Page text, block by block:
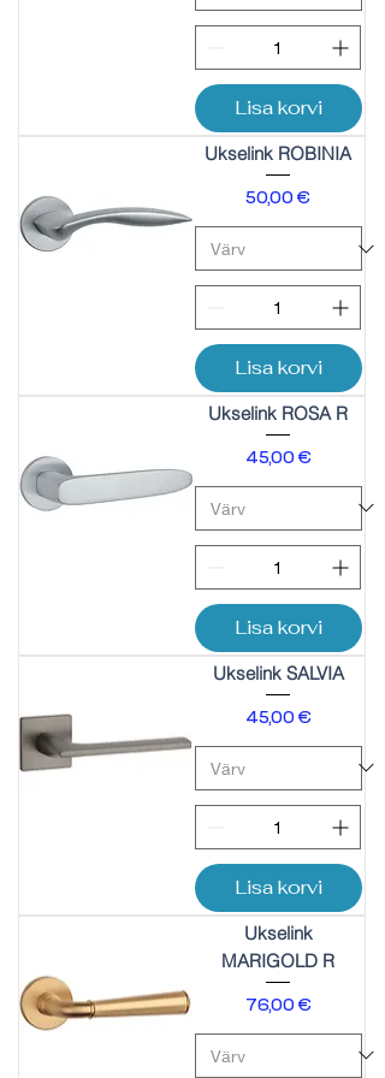
Lisa korvi
Ukselink ROBINIA
Price
50,00 €
Lisa korvi
Ukselink ROSA R
Price
45,00 €
Lisa korvi
Ukselink SALVIA
Price
45,00 €
Lisa korvi
Ukselink
MARIGOLD R
Price
76,00 €